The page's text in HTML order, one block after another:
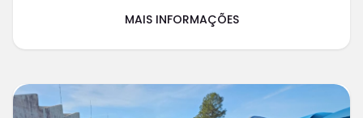
MAIS INFORMAÇÕES